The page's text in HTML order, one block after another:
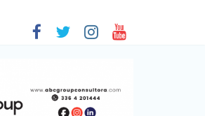
5,9% más que en 2025